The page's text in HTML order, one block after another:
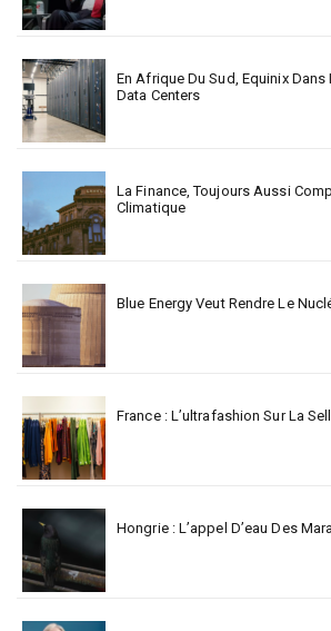
En Afrique Du Sud, Equinix Dans
Data Centers
La Finance, Toujours Aussi
Climatique
Blue Energy Veut Rendre Le
France : L’ultrafashion Sur La
Hongrie : L’appel D’eau Des